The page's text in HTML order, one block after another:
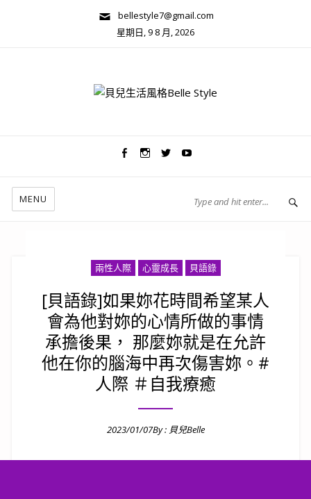
bellestyle7@gmail.com
星期日, 9 8 月, 2026
MENU
兩性人際 心靈成長 貝語錄
[貝語錄]如果妳花時間希望某人
會為他對妳的心情所做的事情
承擔後果， 那麼妳就是在允許
他在你的腦海中再次傷害妳。#
人際 ＃自我療癒
2023/01/07By : 貝兒Belle